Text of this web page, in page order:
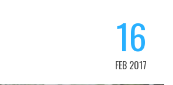
16
FEB 2017